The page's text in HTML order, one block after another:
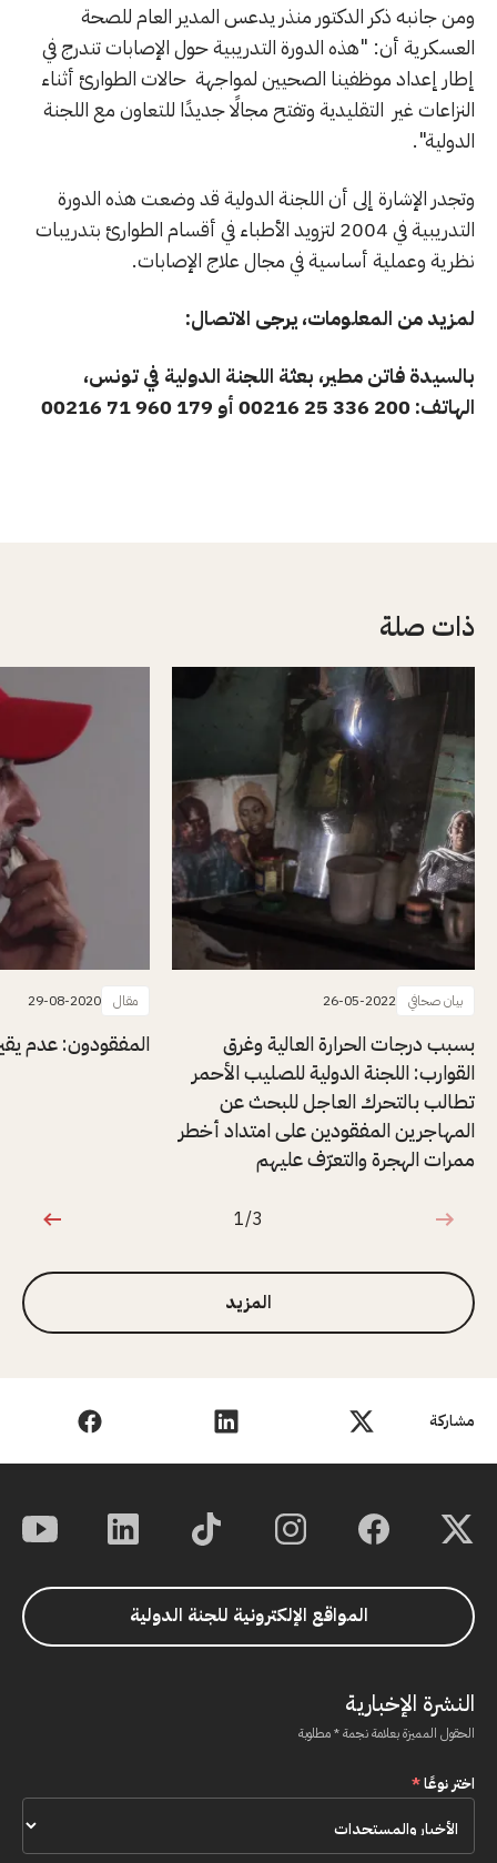
مشاركة
ومن جانبه ذكر الدكتور منذر يدعس المدير العام للصحة
العسكرية أن: "هذه الدورة التدريبية حول الإصابات تندرج في
إطار إعداد موظفينا الصحيين لمواجهة حالات الطوارئ أثناء
النزاعات غير التقليدية وتفتح مجالًا جديدًا للتعاون مع اللجنة
الدولية".
وتجدر الإشارة إلى أن اللجنة الدولية قد وضعت هذه الدورة
التدريبية في 2004 لتزويد الأطباء في أقسام الطوارئ بتدريبات
نظرية وعملية أساسية في مجال علاج الإصابات.
لمزيد من المعلومات، يرجى الاتصال:
بالسيدةفاتنمطير، بعثة اللجنة الدولية في تونس،
الهاتف:
أو 71 960179 00216
ذات صلة
بيان صحافي 26-05-2022
بسبب درجات الحرارة العالية وغرق
القوارب: اللجنة الدولية للصليب الأحمر
تطالب بالتحرك العاجل للبحث عن
المهاجرين المفقودين على امتداد أخطر
ممرات الهجرة والتعرّف عليهم
مقال 29-08-2020
المفقودون: عدم
1 من 3
1/3
المزيد
المواقع الإلكترونية للجنة الدولية
النشرة الإخبارية
الحقول المميزة بعلامة نجمة * مطلوبة
اختر نوعًا*